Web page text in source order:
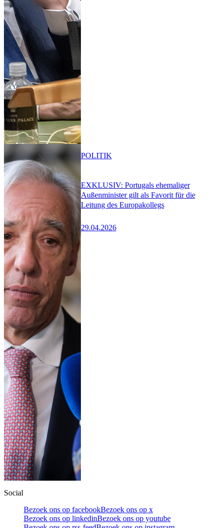
EXKLUSIV: Portugals ehemaliger
Außenminister gilt als Favorit für die
Leitung des Europakollegs
29.04.2026
POLITIK
Social
Bezoek ons op facebookBezoek ons op x
Bezoek ons op linkedinBezoek ons op youtube